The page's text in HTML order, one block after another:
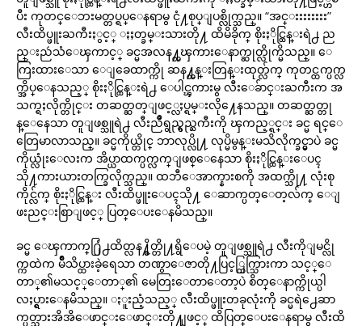
ပီး ကုတင္ေဘးမတ္တပ္ရပ္ေနရာမွ ငုံ႔စုပ္ျပစ္လိုက္သည္။ “အင္းးးးးးးး”
လီးထိပ္ဖူးႀကီးႏွင့္ ႏႈတ္ခမ္းသားတို႔ ထိမိခိုက္ စိုးႏိုင္ထြန္းရဲ႕ ည
ည္းညဴသံေၾကာင့္ ခင္မအလန႔္တၾကားေနာက္ဆုတ္လိုက္မိသည္။ ေ
ကြးထားေသာ ေျခေထာက္ကို ဆန႔္တန္းတြန္းထုတ္လ်က္ ကုတင္ထက္ပက္လ
က္အိပ္ေနသည့္ စိုးႏိုင္ထြန္းရဲ႕ ေပါင္ၾကားမွ လီးေခ်ာင္းႀကီးက အ
သက္ရႈလိုက္တိုင္း တဆတ္ဆတ္ျဖင့္လႈပ္ရမ္းလို႔ေနသည္။ တဆတ္ဆတ္တု
န္ေနေသာ တူျဖစ္သူရဲ႕ လီးညိဳရွည္ရွည္ႀကီးကို ၾကည့္ရင္း ခင္မ ရင္ေ
တြေမာလာသည္။ ခင္မကိုယ္တိုင္ ဘာလုပ္လို႔ လုပ္မိမွန္းမသိလိုက္ခင္မွာပဲ ခင္မ
ကိုယ္လုံးေလးက အိပ္ယာထက္ပက္လက္ျဖစ္ေနေသာ စိုးႏိုင္ထြန္းေပၚ
သို႔ကားယားတက္ခြလိုက္သည္။ ထဘီေအာက္နားစကို အထက္သို႔ လုံးစု
ကိုင္လ်က္ စိုးႏိုင္ထြန္း လီးထိပ္ဖူးေပၚသို႔ ေဆာက္ပတ္ေတ့လ်က္ ေျ
ဖးညင္းစြာျဖင့္ ပြတ္ေပးေနမိသည္။
ခင္မ ေၾကာက္႐ြံ႕ထိတ္လန႔္စိတ္တို႔ရွိေပမဲ့ တူျဖစ္သူရဲ႕ လီးကိုျမင္လို
က္ကထဲက မ်ိဳသိပ္ထားခဲ့ရေသာ တဏွာေဇာတို႔ပြင့္ထြက္သြားကာ သင့္ေ
တာ္၏မသင့္ေတာ္၏ မေတြးေတာေတာ့ပဲ စိတ္ေနာက္ကိုယ္ပါ
လႈပ္ရွားေနမိသည္။ ႏူးညံ့သည့္ လီးထိပ္ဖူးတခုလုံးကို ခင္မရဲ႕ေဆာ
က္ပတ္သားအိအိေဖာင္းေဖာင္းတို႔ျဖင့္ ထိပြတ္ေပးေနရာမွ လီးထိ